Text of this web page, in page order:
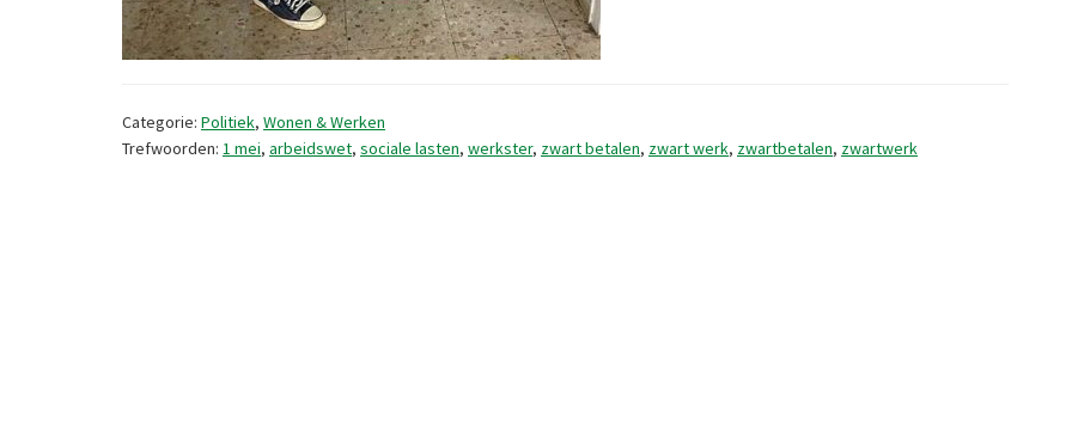
Categorie: Politiek, Wonen & Werken
Trefwoorden: 1 mei, arbeidswet, sociale lasten, werkster, zwart betalen, zwart werk, zwartbetalen, zwartwerk